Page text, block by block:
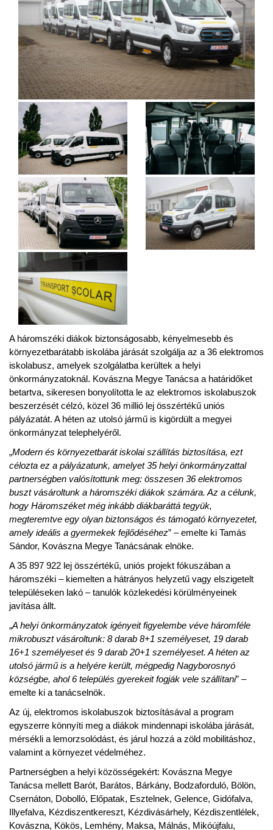
A háromszéki diákok biztonságosabb, kényelmesebb és
környezetbarátabb iskolába járását szolgálja az a 36 elektromos
iskolabusz, amelyek szolgálatba kerültek a helyi
önkormányzatoknál. Kovászna Megye Tanácsa a határidőket
betartva, sikeresen bonyolította le az elektromos iskolabuszok
beszerzését célzó, közel 36 millió lej összértékű uniós
pályázatát. A héten az utolsó jármű is kigördült a megyei
önkormányzat telephelyéről.
„Modern és környezetbarát iskolai szállítás biztosítása, ezt
célozta ez a pályázatunk, amelyet 35 helyi önkormányzattal
partnerségben valósítottunk meg: összesen 36 elektromos
buszt vásároltunk a háromszéki diákok számára. Az a célunk,
hogy Háromszéket még inkább diákbaráttá tegyük,
megteremtve egy olyan biztonságos és támogató környezetet,
amely ideális a gyermekek fejlődéséhez” – emelte ki Tamás
Sándor, Kovászna Megye Tanácsának elnöke.
A 35 897 922 lej összértékű, uniós projekt fókuszában a
háromszéki – kiemelten a hátrányos helyzetű vagy elszigetelt
településeken lakó – tanulók közlekedési körülményeinek
javítása állt.
„A helyi önkormányzatok igényeit figyelembe véve háromféle
mikrobuszt vásároltunk: 8 darab 8+1 személyeset, 19 darab
16+1 személyeset és 9 darab 20+1 személyeset. A héten az
utolsó jármű is a helyére került, mégpedig Nagyborosnyó
községbe, ahol 6 település gyerekeit fogják vele szállítani” –
emelte ki a tanácselnök.
Az új, elektromos iskolabuszok biztosításával a program
egyszerre könnyíti meg a diákok mindennapi iskolába járását,
mérsékli a lemorzsolódást, és járul hozzá a zöld mobilitáshoz,
valamint a környezet védelméhez.
Partnerségben a helyi közösségekért: Kovászna Megye
Tanácsa mellett Barót, Barátos, Bárkány, Bodzaforduló, Bölön,
Csernáton, Dobolló, Előpatak, Esztelnek, Gelence, Gidófalva,
Illyefalva, Kézdiszentkereszt, Kézdivásárhely, Kézdiszentlélek,
Kovászna, Kökös, Lemhény, Maksa, Málnás, Mikóújfalu,